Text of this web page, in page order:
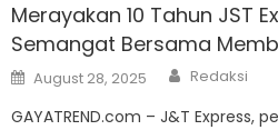
Merayakan 10 Tahun JST
Semangat Bersama
Posted
on
August 28, 2025 Author
Redaksi
GAYATREND.com – J&T Express,